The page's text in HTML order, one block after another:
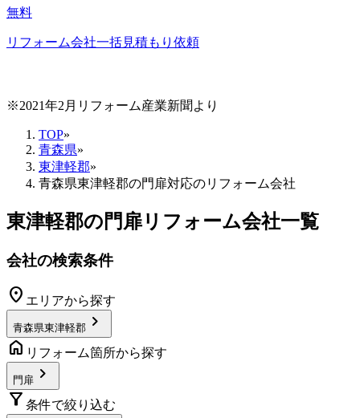
無料
リフォーム会社一括見積もり依頼
※2021年2月リフォーム産業新聞より
TOP»
青森県»
東津軽郡»
青森県東津軽郡の門扉対応のリフォーム会社
東津軽郡の門扉リフォーム会社一覧
会社の検索条件
location_on エリアから探す
青森県東津軽郡 chevron_right
home リフォーム箇所から探す
門扉 chevron_right
filter_alt 条件で絞り込む